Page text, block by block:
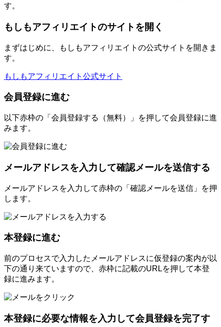
す。
もしもアフィリエイトのサイトを開く
まずはじめに、もしもアフィリエイトの公式サイトを開きま
す。
もしもアフィリエイト公式サイト
会員登録に進む
以下赤枠の「会員登録する（無料）」を押して会員登録に進
みます。
メールアドレスを入力して確認メールを送信する
メールアドレスを入力して赤枠の「確認メールを送信」を押
します。
本登録に進む
前のプロセスで入力したメールアドレスに仮登録の案内が以
下の通り来ていますので、赤枠に記載のURLを押して本登
録に進みます。
本登録に必要な情報を入力して会員登録を完了す